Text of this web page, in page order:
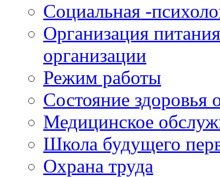
Социальная -
Организация
организации
Режим работы
Состояние
Медицинское
Школа будущего
Охрана труда